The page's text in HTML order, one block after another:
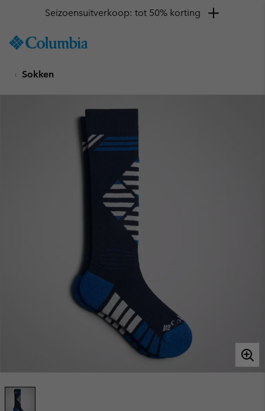
TO
SKIP
MAIN
Seizoensuitverkoop: tot 50% korting
Sokken